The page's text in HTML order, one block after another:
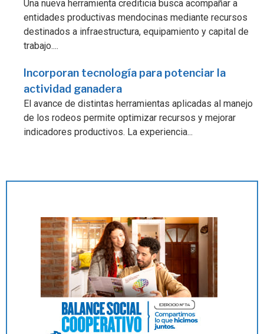
Una nueva herramienta crediticia busca acompañar a
entidades productivas mendocinas mediante recursos
destinados a infraestructura, equipamiento y capital de
trabajo....
Incorporan tecnología para potenciar la
actividad ganadera
El avance de distintas herramientas aplicadas al manejo
de los rodeos permite optimizar recursos y mejorar
indicadores productivos. La experiencia...